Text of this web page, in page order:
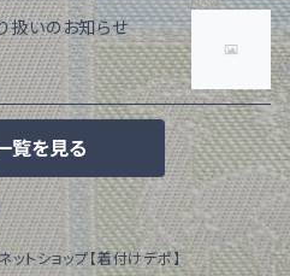
扱いのお知らせ
覧を見る
トショップ【着付けデポ】